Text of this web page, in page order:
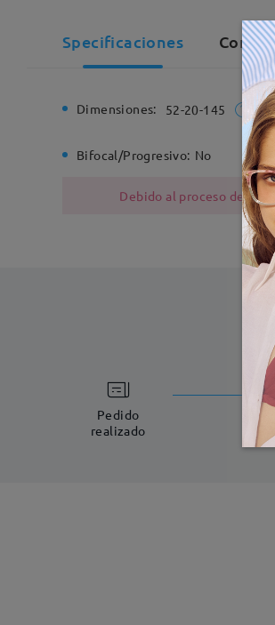
Specificaciones
Dimensiones: 52-20-145
Bifocal/Progresivo: No
Debido al proceso de
Pedido
realizado